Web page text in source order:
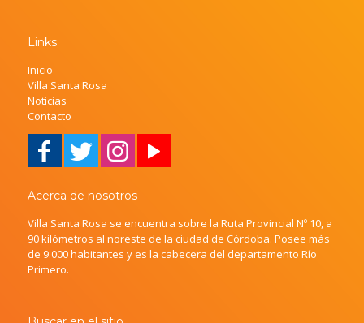
Links
Inicio
Villa Santa Rosa
Noticias
Contacto
Acerca de nosotros
Villa Santa Rosa se encuentra sobre la Ruta Provincial Nº 10, a
90 kilómetros al noreste de la ciudad de Córdoba. Posee más
de 9.000 habitantes y es la cabecera del departamento Río
Primero.